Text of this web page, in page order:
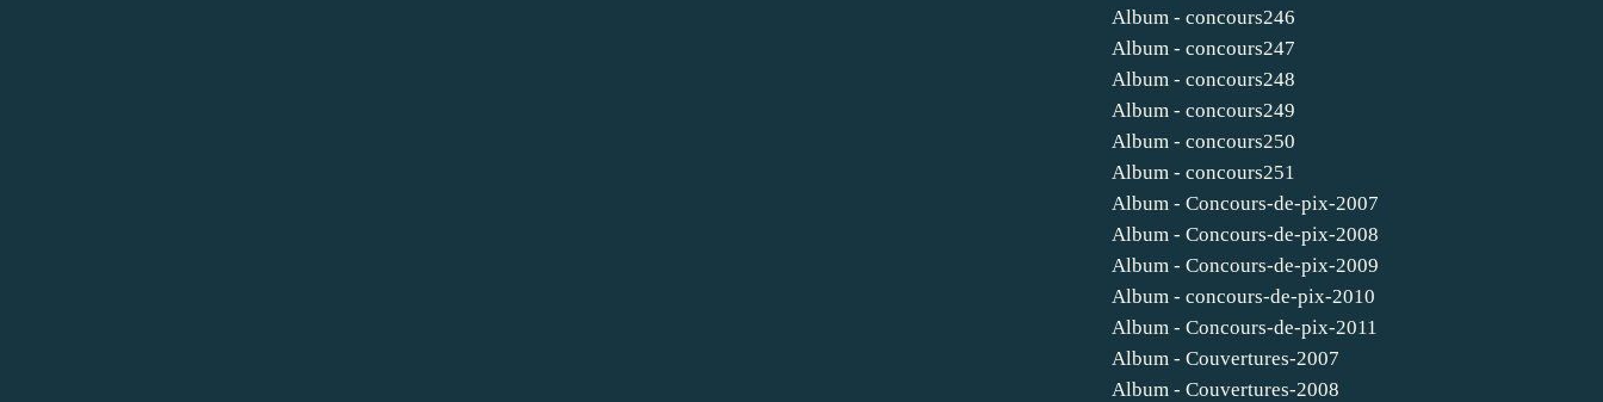
Album - concours246
Album - concours247
Album - concours248
Album - concours249
Album - concours250
Album - concours251
Album - Concours-de-pix-2007
Album - Concours-de-pix-2008
Album - Concours-de-pix-2009
Album - concours-de-pix-2010
Album - Concours-de-pix-2011
Album - Couvertures-2007
Album - Couvertures-2008